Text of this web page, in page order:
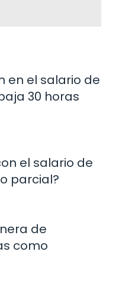
en el salario de
30 horas
el salario de
parcial?
de
como